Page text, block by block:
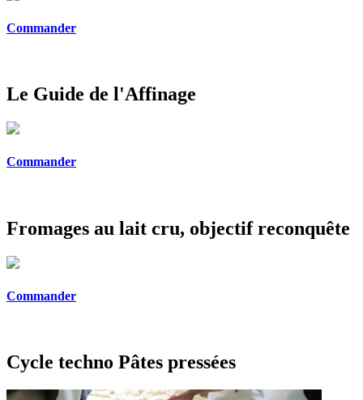
Commander
Le Guide de l'Affinage
Commander
Fromages au lait cru, objectif reconquête
Commander
Cycle techno Pâtes pressées